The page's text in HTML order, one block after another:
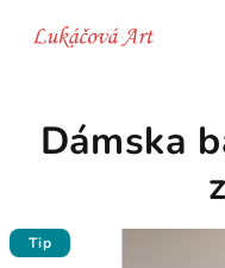
Dámska
Tip